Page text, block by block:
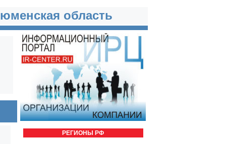
область
РЕГИОНЫ РФ